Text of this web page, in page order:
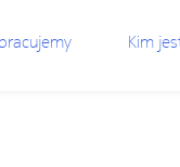
Kim